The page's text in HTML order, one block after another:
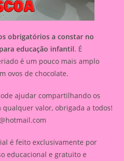
obrigatórios a constar no
educação infantil. É
é um pouco mais amplo
ovos de chocolate.
ajudar compartilhando os
qualquer valor, obrigada a todos!
é feito exclusivamente por
educacional e gratuito e